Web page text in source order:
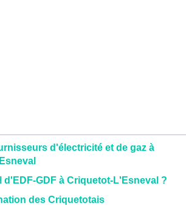
d'électricité et de gaz à
d'EDF-GDF à Criquetot-L'Esneval ?
des Criquetotais